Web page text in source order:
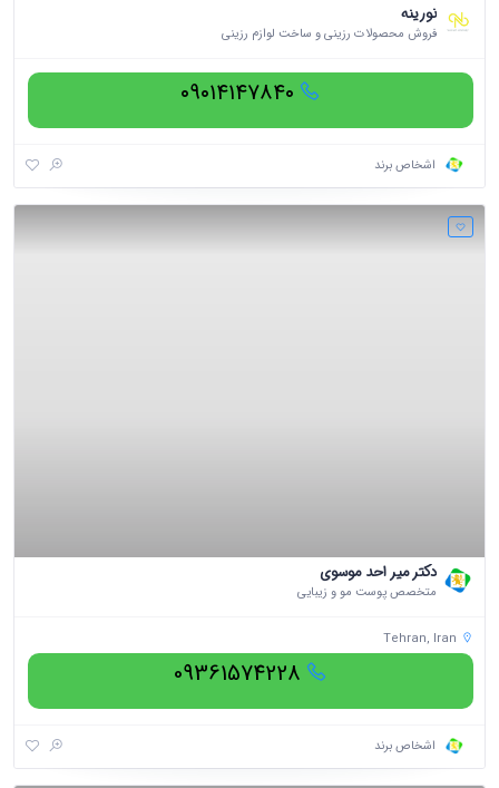
نورینه
فروش محصولات رزینی و ساخت لوازم رزینی
۰۹۰۱۴۱۴۷۸۴۰
اشخاص برند
دکتر میر احد موسوی
متخصص پوست مو و زیبایی
Tehran, Iran
09361574228
اشخاص برند